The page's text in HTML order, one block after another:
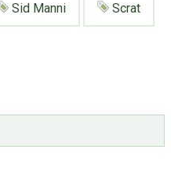
Sid Manni Scrat